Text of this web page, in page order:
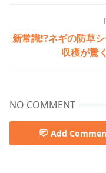
新常識!?ネギの防草
収穫が驚
NO COMMENT
Add